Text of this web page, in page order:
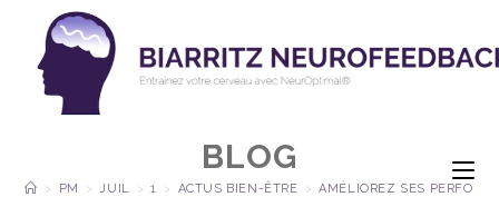
BLOG
> PM > JUIL > 1 > ACTUS BIEN-ÊTRE > AMÉLIOREZ SES